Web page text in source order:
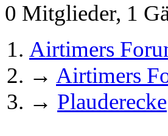
0 Mitglieder, 1
Airtimers
→ Airtimers
→ Plauderecke